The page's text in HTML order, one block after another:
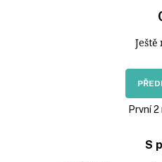
První 2
S